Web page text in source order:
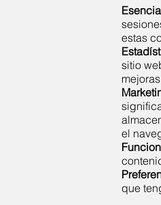
estas
sitio
el
que